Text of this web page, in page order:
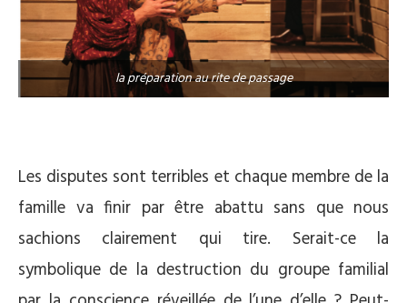
la préparation au rite de passage
Les disputes sont terribles et chaque membre de la
famille va finir par être abattu sans que nous
sachions clairement qui tire. Serait-ce la
symbolique de la destruction du groupe familial